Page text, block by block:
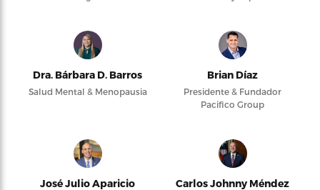
Dra. Bárbara D. Barros
Salud Mental & Menopausia
Brian Díaz
Presidente & Fundador
Pacifico Group
José Julio Aparicio
Carlos Johnny Méndez